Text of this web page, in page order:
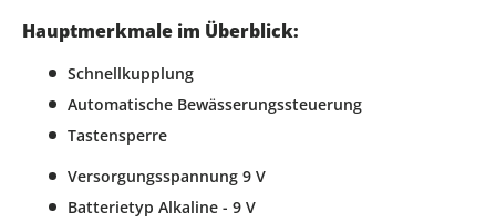
Hauptmerkmale im Überblick:
Schnellkupplung
Automatische Bewässerungssteuerung
Tastensperre
Versorgungsspannung 9 V
Batterietyp Alkaline - 9 V